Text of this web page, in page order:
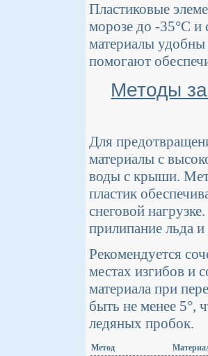
Пластиковые
морозе до -35°C и
материалы
помогают
Методы
Для
материалы с
воды с крыши.
пластик
снеговой
прилипание льда
Рекомендуется
местах изгибов и
материала при
быть не менее 5°,
ледяных пробок.
Метод